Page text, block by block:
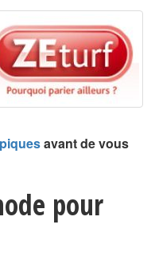
avant de vous
pour